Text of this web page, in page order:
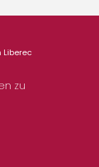
Liberec
zu